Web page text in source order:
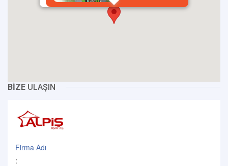
BİZE ULAŞIN
Firma Adı
: